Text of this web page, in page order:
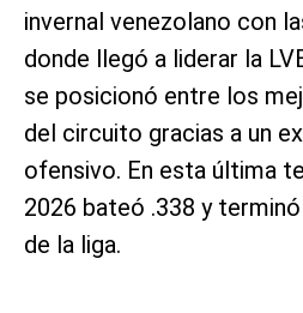
invernal venezolano con
donde llegó a liderar la
se posicionó entre los
del circuito gracias a un
ofensivo. En esta última
2026 bateó .338 y
de la liga.